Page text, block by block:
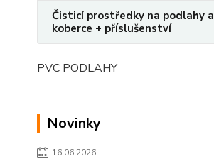
Čisticí prostředky na podlahy a
koberce + příslušenství
PVC PODLAHY
Novinky
16.06.2026